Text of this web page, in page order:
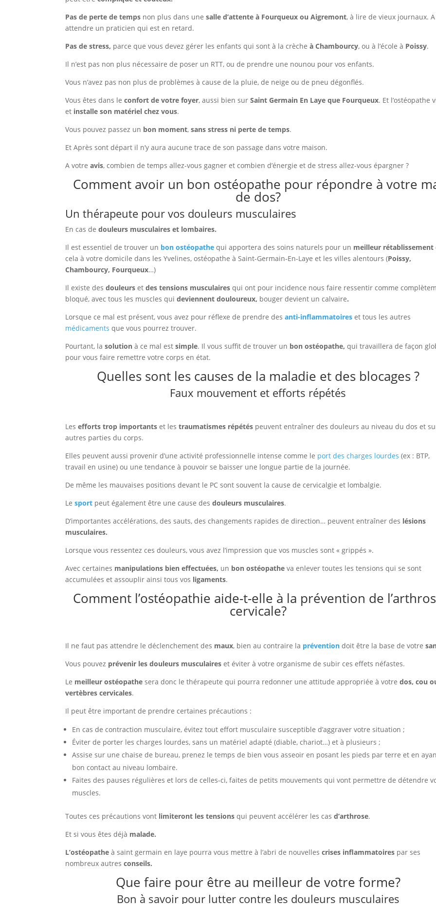
Pas de perte de temps non plus dans unesalle d’attente à Fourqueux ou Aigremont, à lire de vieux journaux. A
attendre un praticien qui est en retard.
Pas de stress, parce que vous devez gérer les enfants qui sont à la crècheà Chambourcy, ou à l’école à Poissy.
Il n’est pas non plus nécessaire de poser un RTT, ou de prendre une nounou pour vos enfants.
Vous n’avez pas non plus de problèmes à cause de la pluie, de neige ou de pneu dégonflés.
Vous êtes dans leconfort de votre foyer, aussi bien surSaint Germain En Laye que Fourqueux. Et l’ostéopathe
et installe son matériel chez vous.
Vous pouvez passez un bon moment,sans stress ni perte de temps.
Et Après sont départ il n’y aura aucune trace de son passage dans votre maison.
A votreavis, combien de temps allez-vous gagner et combien d’énergie et de stress allez-vous épargner ?
Comment avoir un bon ostéopathe pour répondre à votre
de dos?
Un thérapeute pour vos douleurs musculaires
En cas dedouleurs musculaires et lombaires.
Il est essentiel de trouver un bon ostéopathe qui apportera des soins naturels pour un meilleur rétablissement
cela à votre domicile dans les Yvelines, ostéopathe à Saint-Germain-En-Laye et les villes alentours (Poissy,
Chambourcy, Fourqueux…)
Il existe desdouleurs etdes tensions musculaires qui ont pour incidence nous faire ressentir comme
bloqué, avec tous les muscles quideviennent douloureux, bouger devient un calvaire.
Lorsque ce mal est présent, vous avez pour réflexe de prendre desanti-inflammatoires et tous les autres
médicaments que vous pourrez trouver.
Pourtant, lasolution à ce mal est simple. Il vous suffit de trouver un bon ostéopathe,qui travaillera de façon
pour vous faire remettre votre corps en état.
Quelles sont les causes de la maladie et des blocages ?
Faux mouvement et efforts répétés
Lesefforts trop importantset lestraumatismes répétés peuvent entraîner des douleurs au niveau du dos et
autres parties du corps.
Elles peuvent aussi provenir d’une activité professionnelle intense comme le port des charges lourdes (ex : BTP,
travail en usine) ou une tendance à pouvoir se baisser une longue partie de la journée.
De même les mauvaises positions devant le PC sont souvent la cause de cervicalgie et lombalgie.
Lesport peut également être une cause desdouleurs musculaires.
D’importantes accélérations, des sauts, des changements rapides de direction… peuvent entraîner des lésions
musculaires.
Lorsque vous ressentez ces douleurs, vous avez l’impression que vos muscles sont « grippés ».
Avec certaines manipulations bien effectuées, un bon ostéopathe va enlever toutes les tensions qui se sont
accumulées et assouplir ainsi tous vos ligaments.
Comment l’ostéopathie aide-t-elle à la prévention de
cervicale?
Il ne faut pas attendre le déclenchement des maux, bien au contraire la prévention doit être la base de votre
Vous pouvez prévenir les douleurs musculaires et éviter à votre organisme de subir ces effets néfastes.
Le meilleur ostéopathe sera donc le thérapeute qui pourra redonner une attitude appropriée à votredos, cou
vertèbres cervicales.
Il peut être important de prendre certaines précautions :
En cas de contraction musculaire, évitez tout effort musculaire susceptible d’aggraver votre situation ;
Éviter de porter les charges lourdes, sans un matériel adapté (diable, chariot…) et à plusieurs ;
Assise sur une chaise de bureau, prenez le temps de bien vous asseoir en posant les pieds par terre et en
bon contact au niveau lombaire.
Faites des pauses régulières et lors de celles-ci, faites de petits mouvements qui vont permettre de détendre
muscles.
Toutes ces précautions vont limiteront les tensions qui peuvent accélérer les casd’arthrose.
Et si vous êtes déjà malade.
L’ostéopathe à saint germain en laye pourra vous mettre à l’abri de nouvelles crises inflammatoires par ses
nombreux autresconseils.
Que faire pour être au meilleur de votre forme?
Bon à savoir pour lutter contre les douleurs musculaires